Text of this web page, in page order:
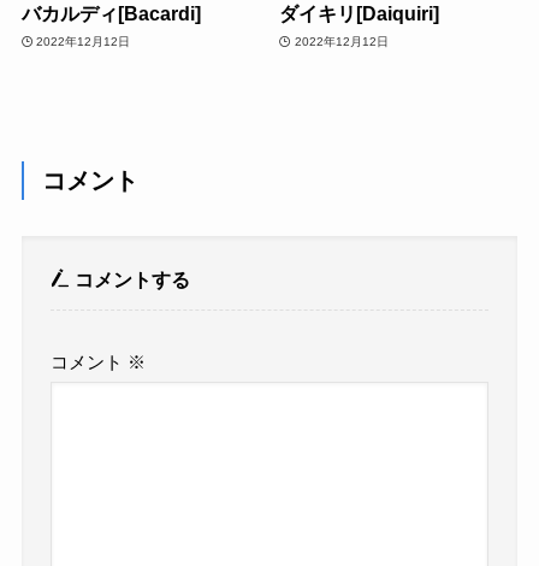
バカルディ[Bacardi]
2022年12月12日
ダイキリ[Daiquiri]
2022年12月12日
コメント
コメントする
コメント ※